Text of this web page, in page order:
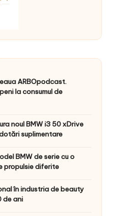
ARBOpodcast.
la consumul de
noul BMW i3 50 xDrive
suplimentare
BMW de serie cu o
propulsie diferite
în industria de beauty
de ani